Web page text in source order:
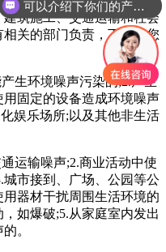
筑施工、交通运输和社会
关的部门负责，下面带您
生环境噪声污染的;2.产生
固定的设备造成环境噪声
娱乐场所;以及其他非生活
运输噪声;2.商业活动中使
市接到、广场、公园等公
器材干扰周围生活环境的
如爆破;5.从家庭室内发出
。
可以介绍下你们的产品么